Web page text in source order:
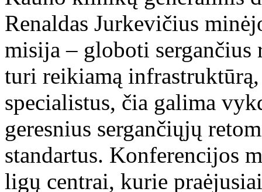
Renaldas Jurkevičius
misija – globoti sergančius
turi reikiamą
specialistus, čia galima
geresnius sergančiųjų
standartus. Konferencijos
ligų centrai, kurie